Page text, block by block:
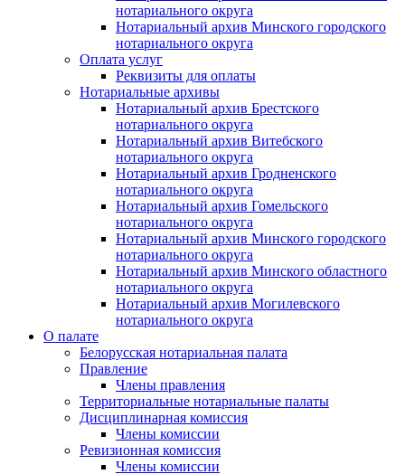
нотариального округа
Нотариальный архив Минского городского
нотариального округа
Оплата услуг
Реквизиты для оплаты
Нотариальные архивы
Нотариальный архив Брестского
нотариального округа
Нотариальный архив Витебского
нотариального округа
Нотариальный архив Гродненского
нотариального округа
Нотариальный архив Гомельского
нотариального округа
Нотариальный архив Минского городского
нотариального округа
Нотариальный архив Минского областного
нотариального округа
Нотариальный архив Могилевского
нотариального округа
О палате
Белорусская нотариальная палата
Правление
Члены правления
Территориальные нотариальные палаты
Дисциплинарная комиссия
Члены комиссии
Ревизионная комиссия
Члены комиссии